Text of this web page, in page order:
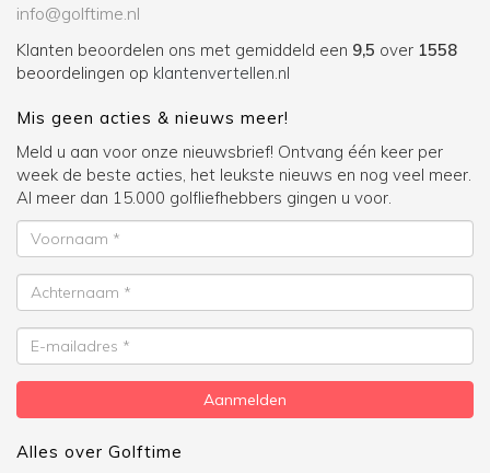
info@golftime.nl
Klanten beoordelen ons met gemiddeld een 9,5 over 1558
beoordelingen op klantenvertellen.nl
Mis geen acties & nieuws meer!
Meld u aan voor onze nieuwsbrief! Ontvang één keer per
week de beste acties, het leukste nieuws en nog veel meer.
Al meer dan 15.000 golfliefhebbers gingen u voor.
Voornaam
Achternaam
E-
mailadres
Aanmelden
Alles over Golftime